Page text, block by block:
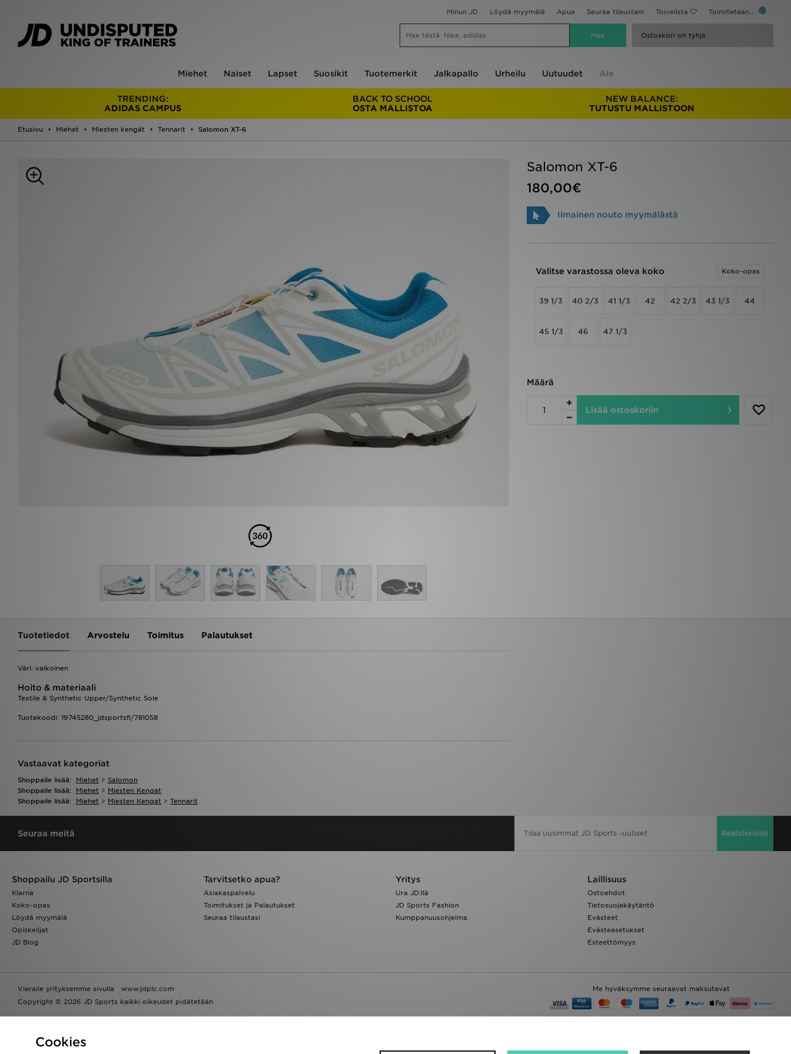
Minun JD Löydä myymälä Apua Seuraa tilaustani Toivelista Toimitetaan...
Ostoskori on tyhjä
Miehet Naiset Lapset Suosikit Tuotemerkit Jalkapallo Urheilu Uutuudet Ale
TRENDING:
ADIDAS CAMPUS
BACK TO SCHOOL
OSTA MALLISTOA
NEW BALANCE:
TUTUSTU MALLISTOON
Etusivu Miehet Miesten kengät Tennarit Salomon XT-6
Salomon XT-6
180,00€
Ilmainen nouto myymälästä
Valitse varastossa oleva koko Koko-opas
39 1/3 40 2/3 41 1/3 42 42 2/3 43 1/3 44
45 1/3 46 47 1/3
Määrä
Lisää ostoskoriin
Tuotetiedot Arvostelu Toimitus Palautukset
Väri: valkoinen
Hoito & materiaali
Textile & Synthetic Upper/Synthetic Sole
Tuotekoodi: 19745280_jdsportsfi/781058
Vastaavat kategoriat
Shoppaile lisää: Miehet > Salomon
Shoppaile lisää:
Miehet > Miesten Kengat
Shoppaile lisää:
Miehet > Miesten Kengat > Tennarit
Seuraa meitä Rekisteröidy
Shoppailu JD Sportsilla
Klarna
Koko-opas
Löydä myymälä
Opiskelijat
JD Blog
Tarvitsetko apua?
Asiakaspalvelu
Toimitukset ja Palautukset
Seuraa tilaustasi
Yritys
Ura JD:llä
JD Sports Fashion
Kumppanuusohjelma
Laillisuus
Ostoehdot
Tietosuojakäytäntö
Evästeet
Evästeasetukset
Esteettömyys
Me hyväksymme seuraavat maksutavat
Vieraile yrityksemme sivulla
www.jdplc.com
Copyright © 2026 JD Sports kaikki oikeudet pidätetään
Cookies